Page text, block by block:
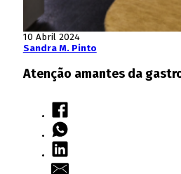
10 Abril 2024
Sandra M. Pinto
Atenção amantes da